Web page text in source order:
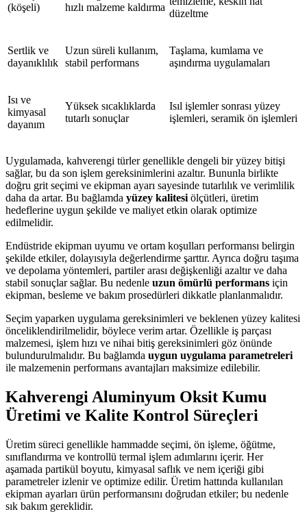
(köşeli)
hızlı malzeme kaldırma
düzeltme
Sertlik ve
dayanıklılık
Uzun süreli kullanım,
stabil performans
Taşlama, kumlama ve
aşındırma uygulamaları
Isı ve
kimyasal
dayanım
Yüksek sıcaklıklarda
tutarlı sonuçlar
Isıl işlemler sonrası yüzey
işlemleri, seramik ön işlemleri
Uygulamada, kahverengi türler genellikle dengeli bir yüzey bitişi
sağlar, bu da son işlem gereksinimlerini azaltır. Bununla birlikte
doğru grit seçimi ve ekipman ayarı sayesinde tutarlılık ve verimlilik
daha da artar. Bu bağlamda yüzey kalitesi ölçütleri, üretim
hedeflerine uygun şekilde ve maliyet etkin olarak optimize
edilmelidir.
Endüstride ekipman uyumu ve ortam koşulları performansı belirgin
şekilde etkiler, dolayısıyla değerlendirme şarttır. Ayrıca doğru taşıma
ve depolama yöntemleri, partiler arası değişkenliği azaltır ve daha
stabil sonuçlar sağlar. Bu nedenle uzun ömürlü performans için
ekipman, besleme ve bakım prosedürleri dikkatle planlanmalıdır.
Seçim yaparken uygulama gereksinimleri ve beklenen yüzey kalitesi
önceliklendirilmelidir, böylece verim artar. Özellikle iş parçası
malzemesi, işlem hızı ve nihai bitiş gereksinimleri göz önünde
bulundurulmalıdır. Bu bağlamda uygun uygulama parametreleri
ile malzemenin performans avantajları maksimize edilebilir.
Kahverengi Aluminyum Oksit Kumu
Üretimi ve Kalite Kontrol Süreçleri
Üretim süreci genellikle hammadde seçimi, ön işleme, öğütme,
sınıflandırma ve kontrollü termal işlem adımlarını içerir. Her
aşamada partikül boyutu, kimyasal saflık ve nem içeriği gibi
parametreler izlenir ve optimize edilir. Üretim hattında kullanılan
ekipman ayarları ürün performansını doğrudan etkiler; bu nedenle
sık bakım gereklidir.